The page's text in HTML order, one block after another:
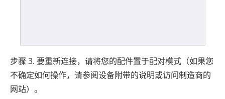
步骤 3. 要重新连接，请将您的配件置于配对模式（如果您
不确定如何操作，请参阅设备附带的说明或访问制造商的
网站）。